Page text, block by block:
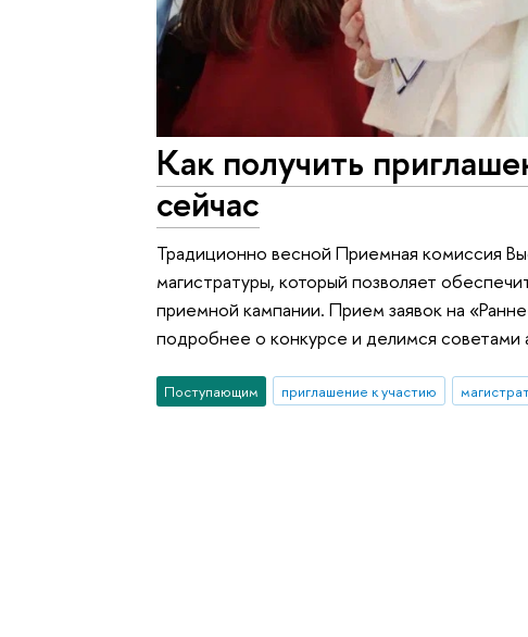
Как получить
сейчас
Традиционно весной Приемная комиссия
магистратуры, который позволяет
приемной кампании. Прием заявок на
подробнее о конкурсе и делимся советами
Поступающим приглашение к участию